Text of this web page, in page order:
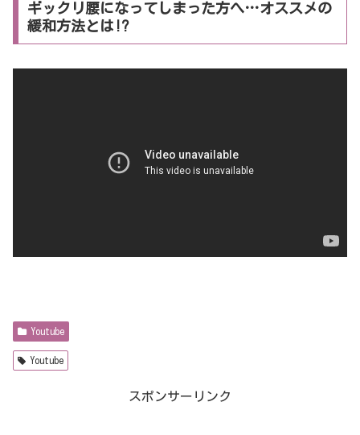
ギックリ腰になってしまった方へ…オススメの
緩和方法とは!?
Youtube
Youtube
スポンサーリンク